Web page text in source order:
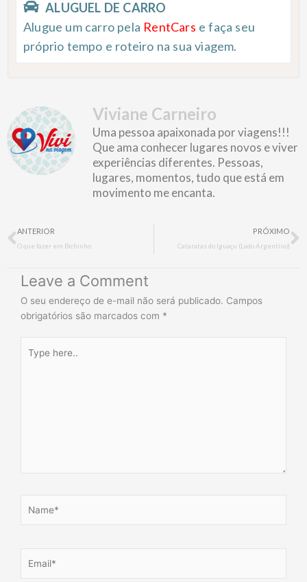
ALUGUEL DE CARRO
Alugue um carro pela RentCars e faça seu
próprio tempo e roteiro na sua viagem.
Viviane Carneiro
Uma pessoa apaixonada por viagens!!!
Que ama conhecer lugares novos e viver
experiências diferentes. Pessoas,
lugares, momentos, tudo que está em
movimento me encanta.
Prev
ANTERIOR
O que fazer em Bichinho
PRÓXIMO
Cataratas do Iguaçu (Lado Argentino)
Leave a Comment
O seu endereço de e-mail não será publicado. Campos
obrigatórios são marcados com *
here..